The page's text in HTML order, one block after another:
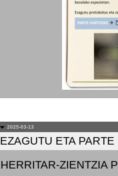
2025-03-13
EZAGUTU ETA
HERRITAR-ZIENTZIA